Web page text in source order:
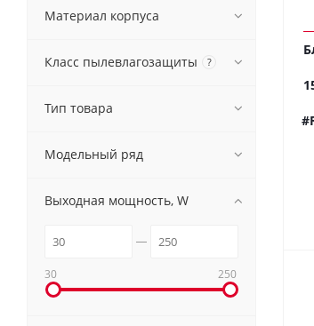
Материал корпуса
Класс пылевлагозащиты ?
Тип товара
Модельный ряд
Выходная мощность, W
30 250